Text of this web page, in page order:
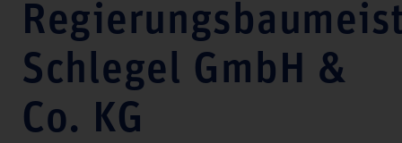
Schlegel GmbH &
Co. KG